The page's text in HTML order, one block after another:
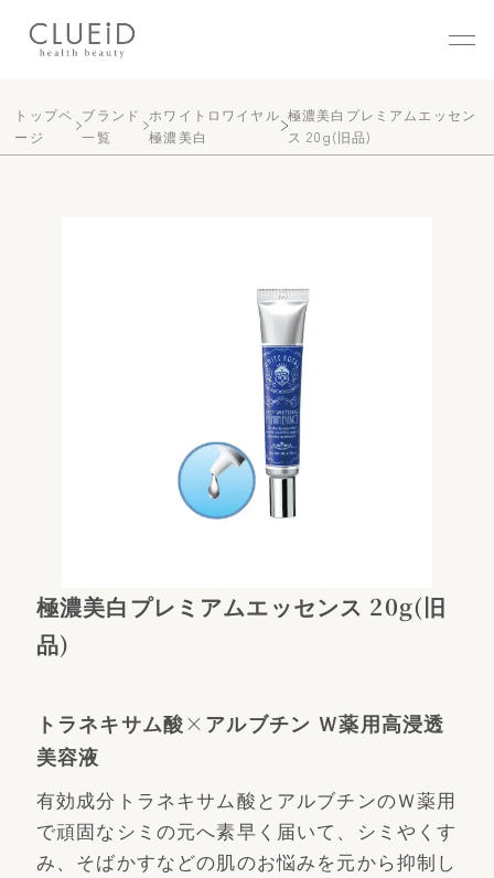
トップペ
ージ
ブランド
一覧
ホワイトロワイヤル
極濃美白
極濃美白プレミアムエッセン
ス 20g(旧品)
極濃美白プレミアムエッセンス 20g(旧
品)
トラネキサム酸×アルブチン Ｗ薬用高浸透
美容液
有効成分トラネキサム酸とアルブチンのＷ薬用
で頑固なシミの元へ素早く届いて、シミやくす
み、そばかすなどの肌のお悩みを元から抑制し